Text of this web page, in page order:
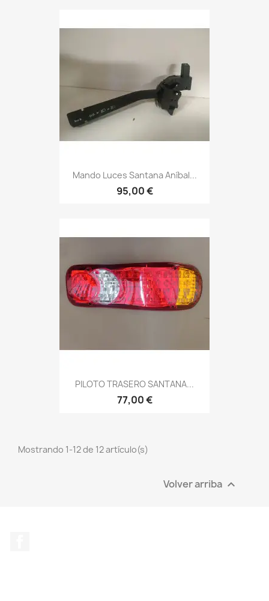
Mando Luces Santana Aníbal...
95,00 €
PILOTO TRASERO SANTANA...
77,00 €
Mostrando 1-12 de 12 artículo(s)
Volver arriba 